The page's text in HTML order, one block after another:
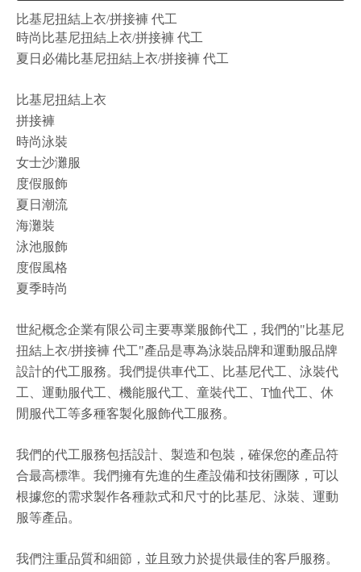
比基尼扭結上衣/拼接褲 代工
時尚比基尼扭結上衣/拼接褲 代工
夏日必備比基尼扭結上衣/拼接褲 代工
比基尼扭結上衣
拼接褲
時尚泳裝
女士沙灘服
度假服飾
夏日潮流
海灘裝
泳池服飾
度假風格
夏季時尚
世紀概念企業有限公司主要專業服飾代工，我們的"比基尼
扭結上衣/拼接褲 代工"產品是專為泳裝品牌和運動服品牌
設計的代工服務。我們提供車代工、比基尼代工、泳裝代
工、運動服代工、機能服代工、童裝代工、T恤代工、休
閒服代工等多種客製化服飾代工服務。
我們的代工服務包括設計、製造和包裝，確保您的產品符
合最高標準。我們擁有先進的生產設備和技術團隊，可以
根據您的需求製作各種款式和尺寸的比基尼、泳裝、運動
服等產品。
我們注重品質和細節，並且致力於提供最佳的客戶服務。